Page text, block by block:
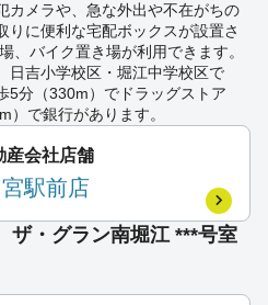
カメラや、急な外出や不在がちの
りに便利な宅配ボックスが設置さ
、バイク置き場が利用できます。
日吉小学校区・堀江中学校区で
5分（330m）でドラッグストア
）で銀行があります。
産会社店舗
駅前店
・グラン南堀江 ***号室